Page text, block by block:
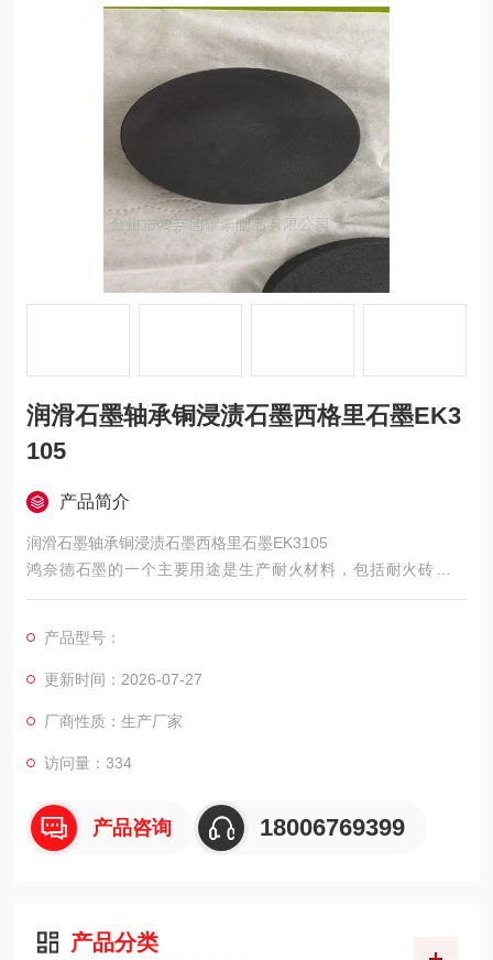
润滑石墨轴承铜浸渍石墨西格里石墨EK3
105
产品简介
润滑石墨轴承铜浸渍石墨西格里石墨EK3105
鸿奈德石墨的一个主要用途是生产耐火材料，包括耐火砖、坩
埚、连续铸造粉、铸模芯、铸模、洗涤剂和耐高温材料。近年
广泛应用，以及铝碳砖在连续铸造中的应用。
产品型号：
更新时间：2026-07-27
厂商性质：生产厂家
访问量：334
产品咨询 18006769399
产品分类